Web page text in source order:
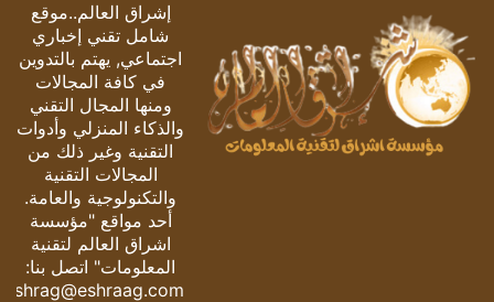
إشراق العالم..موقع
شامل تقني إخباري
اجتماعي, يهتم بالتدوين
في كافة المجالات
ومنها المجال التقني
والذكاء المنزلي وأدوات
التقنية وغير ذلك من
المجالات التقنية
والتكنولوجية والعامة.
أحد مواقع "مؤسسة
اشراق العالم لتقنية
المعلومات" اتصل بنا:
eshrag@eshraag.com